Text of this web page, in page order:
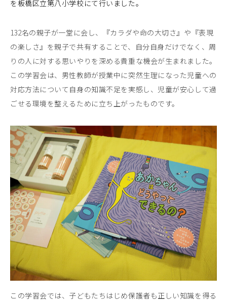
を板橋区立第八小学校にて行いました。
132名の親子が一堂に会し、『カラダや命の大切さ』や『表現
の楽しさ』を親子で共有することで、自分自身だけでなく、周
りの人に対する思いやりを深める貴重な機会が生まれました。
この学習会は、男性教師が授業中に突然生理になった児童への
対応方法について自身の知識不足を実感し、児童が安心して過
ごせる環境を整えるために立ち上がったものです。
この学習会では、子どもたちはじめ保護者も正しい知識を得る